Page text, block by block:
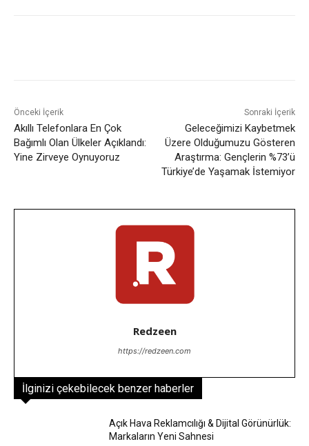
Önceki İçerik
Akıllı Telefonlara En Çok
Bağımlı Olan Ülkeler Açıklandı:
Yine Zirveye Oynuyoruz
Sonraki İçerik
Geleceğimizi Kaybetmek
Üzere Olduğumuzu Gösteren
Araştırma: Gençlerin %73’ü
Türkiye’de Yaşamak İstemiyor
Redzeen
https://redzeen.com
İlginizi çekebilecek benzer haberler
Açık Hava Reklamcılığı & Dijital Görünürlük:
Markaların Yeni Sahnesi